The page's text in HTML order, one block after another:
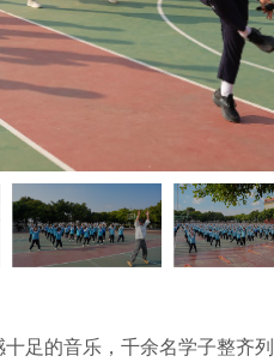
足的音乐，千余名学子整齐